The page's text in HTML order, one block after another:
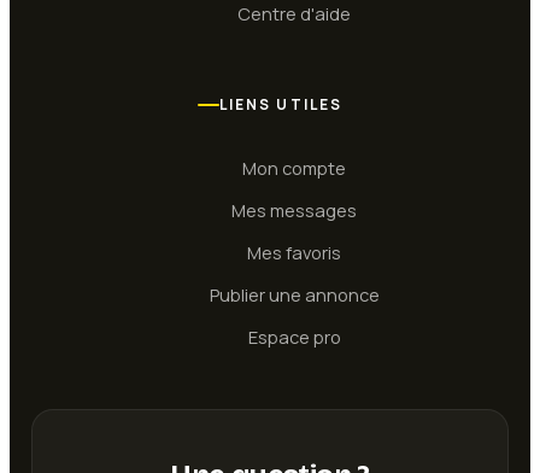
Centre d'aide
LIENS UTILES
Mon compte
Mes messages
Mes favoris
Publier une annonce
Espace pro